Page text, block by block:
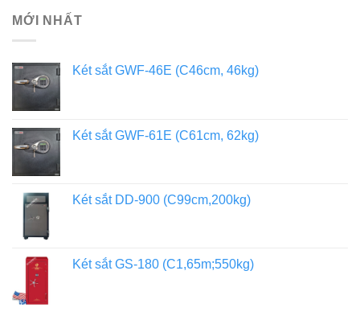
MỚI NHẤT
Két sắt GWF-46E (C46cm, 46kg)
Két sắt GWF-61E (C61cm, 62kg)
Két sắt DD-900 (C99cm,200kg)
Két sắt GS-180 (C1,65m;550kg)